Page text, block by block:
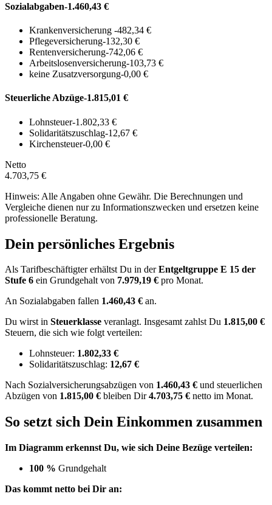
Sozialabgaben-1.460,43 €
Krankenversicherung -482,34 €
Pflegeversicherung-132,30 €
Rentenversicherung-742,06 €
Arbeitslosenversicherung-103,73 €
keine Zusatzversorgung-0,00 €
Steuerliche Abzüge-1.815,01 €
Lohnsteuer-1.802,33 €
Solidaritätszuschlag-12,67 €
Kirchensteuer-0,00 €
Netto
4.703,75 €
Hinweis: Alle Angaben ohne Gewähr. Die Berechnungen und
Vergleiche dienen nur zu Informationszwecken und ersetzen keine
professionelle Beratung.
Dein persönliches Ergebnis
Als Tarifbeschäftigter erhältst Du in derEntgeltgruppe E 15 der
Stufe 6 ein Grundgehalt von 7.979,19 € pro Monat.
An Sozialabgaben fallen 1.460,43 € an.
Du wirst in Steuerklasse veranlagt. Insgesamt zahlst Du 1.815,00 €
Steuern, die sich wie folgt verteilen:
Lohnsteuer: 1.802,33 €
Solidaritätszuschlag: 12,67 €
Nach Sozialversicherungsabzügen von 1.460,43 € und steuerlichen
Abzügen von 1.815,00 € bleiben Dir4.703,75 € netto im Monat.
So setzt sich Dein Einkommen zusammen
Im Diagramm erkennst Du, wie sich Deine Bezüge verteilen:
100 % Grundgehalt
Das kommt netto bei Dir an: